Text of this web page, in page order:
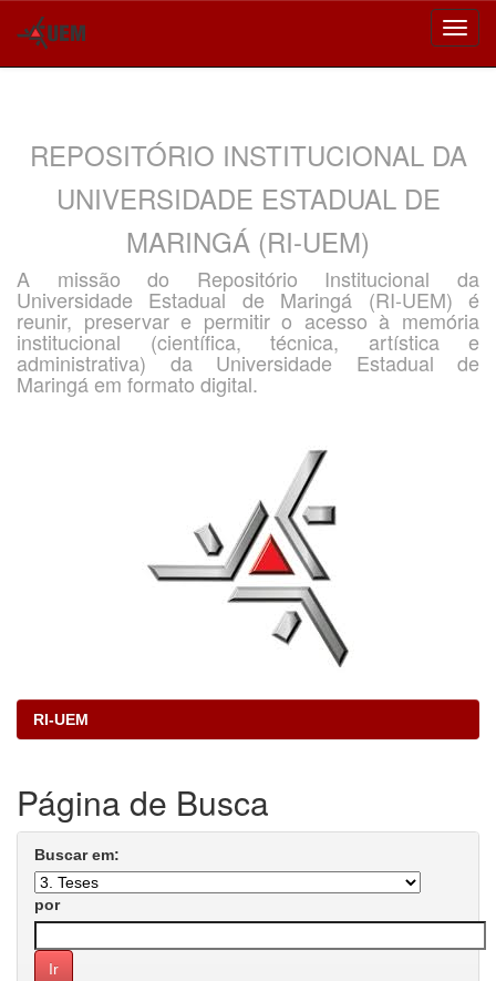
REPOSITÓRIO INSTITUCIONAL DA
UNIVERSIDADE ESTADUAL DE
MARINGÁ (RI-UEM)
A missão do Repositório Institucional da
Universidade Estadual de Maringá (RI-UEM) é
reunir, preservar e permitir o acesso à memória
institucional (científica, técnica, artística e
administrativa) da Universidade Estadual de
Maringá em formato digital.
RI-UEM
Página de Busca
Buscar em:
por